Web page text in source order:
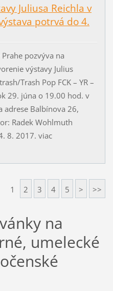
Juliusa Reichla v
potrvá do 4.
pozvýva na
výstavy Julius
Trash Pop FCK – YR –
29. júna o 19.00 hod. v
adrese Balbínova 26,
Radek Wohlmuth
8. 2017. viac
1 2 3 4 5 > >>
na
umelecké